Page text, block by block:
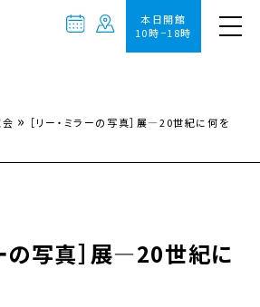
本日開館
10時−18時
» ［リー・ミラーの写真］展―20世紀に何を
の写真］展―20世紀に